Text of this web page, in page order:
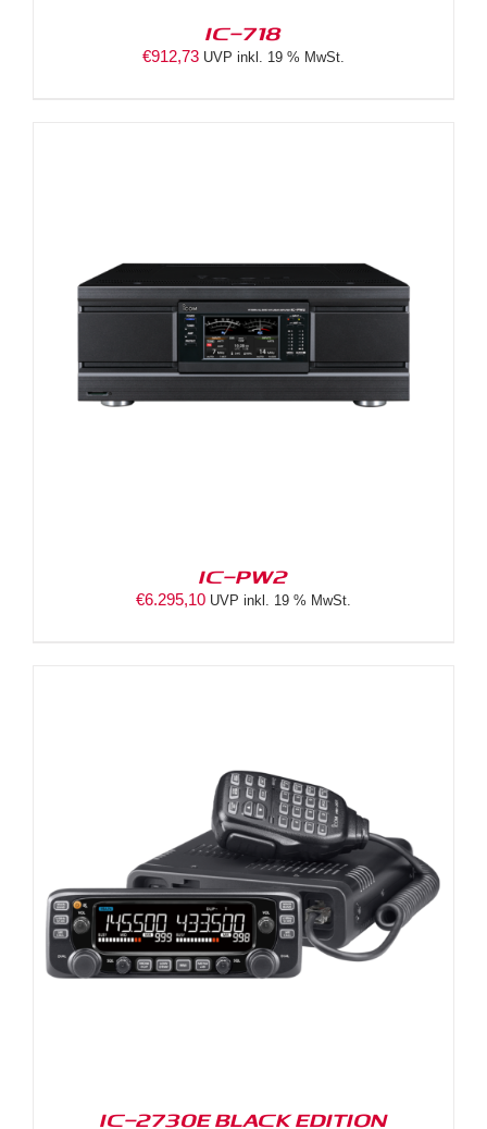
IC-718
€912,73 UVP inkl. 19 % MwSt.
IC-PW2
€6.295,10 UVP inkl. 19 % MwSt.
IC-2730E BLACK EDITION